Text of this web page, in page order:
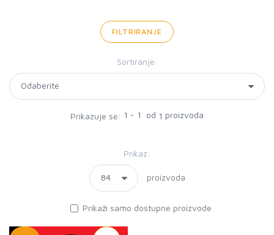
FILTRIRANJE
Sortiranje:
Prikazuje se: 1 - 1 od 1 proizvoda
Prikaz:
proizvoda
Prikaži samo dostupne proizvode